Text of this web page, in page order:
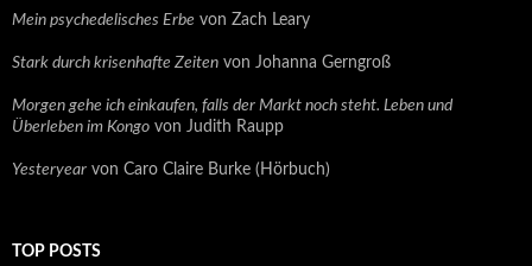
Mein psychedelisches Erbe von Zach Leary
Stark durch krisenhafte Zeiten von Johanna Gerngroß
Morgen gehe ich einkaufen, falls der Markt noch steht. Leben und
Überleben im Kongo von Judith Raupp
Yesteryear von Caro Claire Burke (Hörbuch)
TOP POSTS